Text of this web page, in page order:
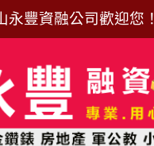
永豐資融公司歡迎您！